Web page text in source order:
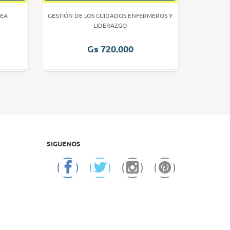
GESTIÓN DE LOS CUIDADOS ENFERMEROS Y
LIDERAZGO
Gs 720.000
SIGUENOS